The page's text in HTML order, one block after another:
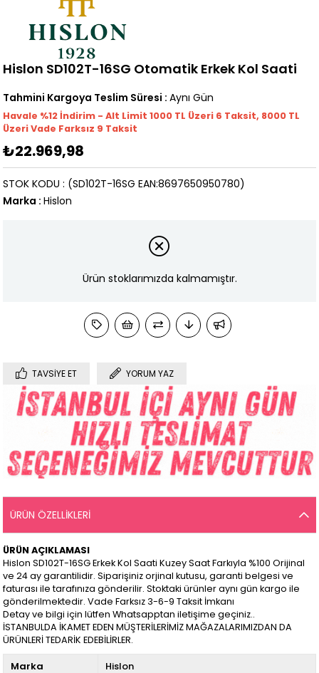
Hislon SD102T-16SG Otomatik Erkek Kol Saati
Tahmini Kargoya Teslim Süresi : Aynı Gün
Havale %12 İndirim - Alt Limit 1000 TL Üzeri 6 Taksit, 8000 TL
Üzeri Vade Farksız 9 Taksit
₺22.969,98
(SD102T-16SG EAN:8697650950780)
STOK KODU
Marka : Hislon
Ürün stoklarımızda kalmamıştır.
TAVSIYE ET YORUM YAZ
ÜRÜN ÖZELLIKLERI
ÜRÜN AÇIKLAMASI
Hislon SD102T-16SG Erkek Kol Saati Kuzey Saat Farkıyla %100 Orijinal
ve 24 ay garantilidir. Siparişiniz orjinal kutusu, garanti belgesi ve
faturası ile tarafınıza gönderilir. Stoktaki ürünler aynı gün kargo ile
gönderilmektedir. Vade Farksız 3-6-9 Taksit İmkanı
Detay ve bilgi için lütfen Whatsapptan iletişime geçiniz..
İSTANBULDA İKAMET EDEN MÜŞTERİLERİMİZ MAĞAZALARIMIZDAN DA
ÜRÜNLERİ TEDARİK EDEBİLİRLER.
Marka Hislon